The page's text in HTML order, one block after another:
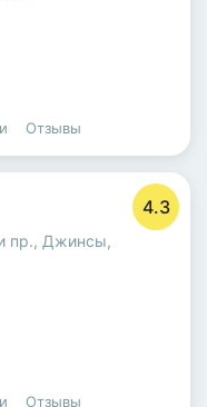
Отзывы
4.3
пр., Джинсы,
Отзывы